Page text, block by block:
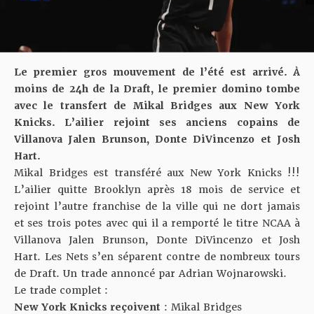
Le premier gros mouvement de l’été est arrivé. À
moins de 24h de la Draft, le premier domino tombe
avec le transfert de Mikal Bridges aux New York
Knicks. L’ailier rejoint ses anciens copains de
Villanova Jalen Brunson, Donte DiVincenzo et Josh
Hart.
Mikal Bridges est transféré aux New York Knicks !!!
L’ailier quitte Brooklyn après 18 mois de service et
rejoint l’autre franchise de la ville qui ne dort jamais
et ses trois potes avec qui il a remporté le titre NCAA à
Villanova Jalen Brunson, Donte DiVincenzo et Josh
Hart. Les Nets s’en séparent contre de nombreux tours
de Draft. Un trade annoncé par Adrian Wojnarowski.
Le trade complet :
New York Knicks reçoivent : Mikal Bridges